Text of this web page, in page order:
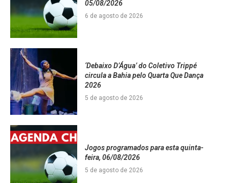
05/08/2026
6 de agosto de 2026
‘Debaixo D’Água’ do Coletivo Trippé
circula a Bahia pelo Quarta Que Dança
2026
5 de agosto de 2026
Jogos programados para esta quinta-
feira, 06/08/2026
5 de agosto de 2026